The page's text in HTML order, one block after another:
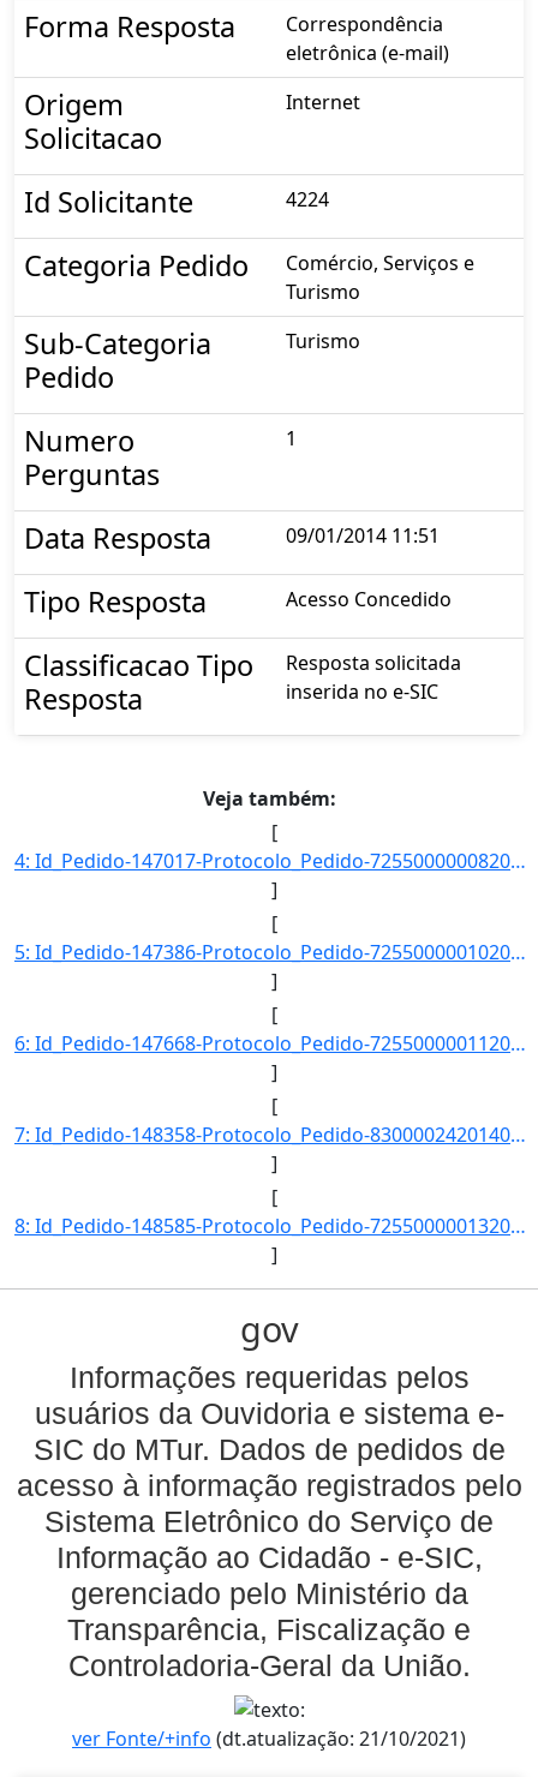
Forma Resposta
Correspondência
eletrônica (e-mail)
Origem
Solicitacao
Internet
Id Solicitante 4224
Categoria Pedido
Comércio, Serviços e
Turismo
Sub-Categoria
Pedido
Turismo
Numero
Perguntas
1
Data Resposta 09/01/2014 11:51
Tipo Resposta Acesso Concedido
Classificacao Tipo
Resposta
Resposta solicitada
inserida no e-SIC
Veja também:
[
4: Id_Pedido-147017-Protocolo_Pedido-72550000008201400-Situacao-Respondido-Data_Registro-09/01/2014_12-]
]
[
5: Id_Pedido-147386-Protocolo_Pedido-72550000010201400-Situacao-Respondido-Data_Registro-10/01/2014_13-]
]
[
6: Id_Pedido-147668-Protocolo_Pedido-72550000011201400-Situacao-Respondido-Data_Registro-12/01/2014_14-]
]
[
7: Id_Pedido-148358-Protocolo_Pedido-83000024201408-Situacao-Respondido-Data_Registro-14/01/2014_21-25-]
]
[
8: Id_Pedido-148585-Protocolo_Pedido-72550000013201400-Situacao-Respondido-Data_Registro-15/01/2014_15-]
]
gov
Informações requeridas pelos
usuários da Ouvidoria e sistema e-
SIC do MTur. Dados de pedidos de
acesso à informação registrados pelo
Sistema Eletrônico do Serviço de
Informação ao Cidadão - e-SIC,
gerenciado pelo Ministério da
Transparência, Fiscalização e
Controladoria-Geral da União.
ver Fonte/+info (dt.atualização: 21/10/2021)